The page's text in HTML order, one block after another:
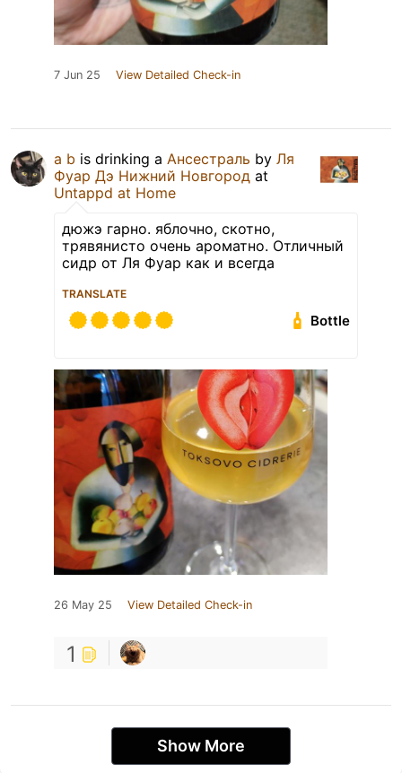
7 Jun 25 View Detailed Check-in
a b is drinking a Ансестраль by Ля
Фуар Дэ Нижний Новгород at
Untappd at Home
дюжэ гарно. яблочно, скотно,
трявянисто очень ароматно. Отличный
сидр от Ля Фуар как и всегда
TRANSLATE
Bottle
26 May 25 View Detailed Check-in
1
Show More